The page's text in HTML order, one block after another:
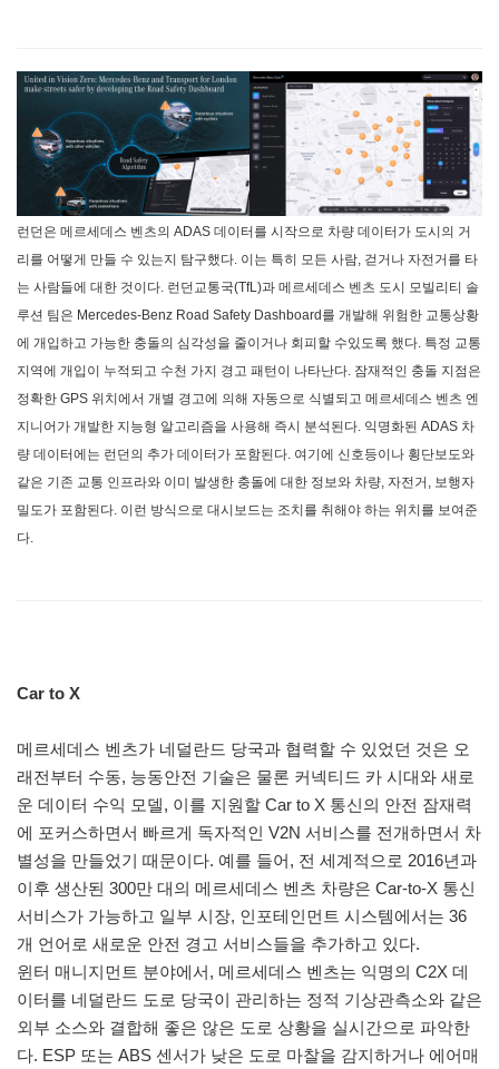
런던은 메르세데스 벤츠의 ADAS 데이터를 시작으로 차량 데이터가 도시의 거
리를 어떻게 만들 수 있는지 탐구했다. 이는 특히 모든 사람, 걷거나 자전거를 타
는 사람들에 대한 것이다. 런던교통국(TfL)과 메르세데스 벤츠 도시 모빌리티 솔
루션 팀은 Mercedes-Benz Road Safety Dashboard를 개발해 위험한 교통상황
에 개입하고 가능한 충돌의 심각성을 줄이거나 회피할 수있도록 했다. 특정 교통
지역에 개입이 누적되고 수천 가지 경고 패턴이 나타난다. 잠재적인 충돌 지점은
정확한 GPS 위치에서 개별 경고에 의해 자동으로 식별되고 메르세데스 벤츠 엔
지니어가 개발한 지능형 알고리즘을 사용해 즉시 분석된다. 익명화된 ADAS 차
량 데이터에는 런던의 추가 데이터가 포함된다. 여기에 신호등이나 횡단보도와
같은 기존 교통 인프라와 이미 발생한 충돌에 대한 정보와 차량, 자전거, 보행자
밀도가 포함된다. 이런 방식으로 대시보드는 조치를 취해야 하는 위치를 보여준
다.
Car to X
메르세데스 벤츠가 네덜란드 당국과 협력할 수 있었던 것은 오
래전부터 수동, 능동안전 기술은 물론 커넥티드 카 시대와 새로
운 데이터 수익 모델, 이를 지원할 Car to X 통신의 안전 잠재력
에 포커스하면서 빠르게 독자적인 V2N 서비스를 전개하면서 차
별성을 만들었기 때문이다. 예를 들어, 전 세계적으로 2016년과
이후 생산된 300만 대의 메르세데스 벤츠 차량은 Car-to-X 통신
서비스가 가능하고 일부 시장, 인포테인먼트 시스템에서는 36
개 언어로 새로운 안전 경고 서비스들을 추가하고 있다.
윈터 매니지먼트 분야에서, 메르세데스 벤츠는 익명의 C2X 데
이터를 네덜란드 도로 당국이 관리하는 정적 기상관측소와 같은
외부 소스와 결합해 좋은 않은 도로 상황을 실시간으로 파악한
다. ESP 또는 ABS 센서가 낮은 도로 마찰을 감지하거나 에어매